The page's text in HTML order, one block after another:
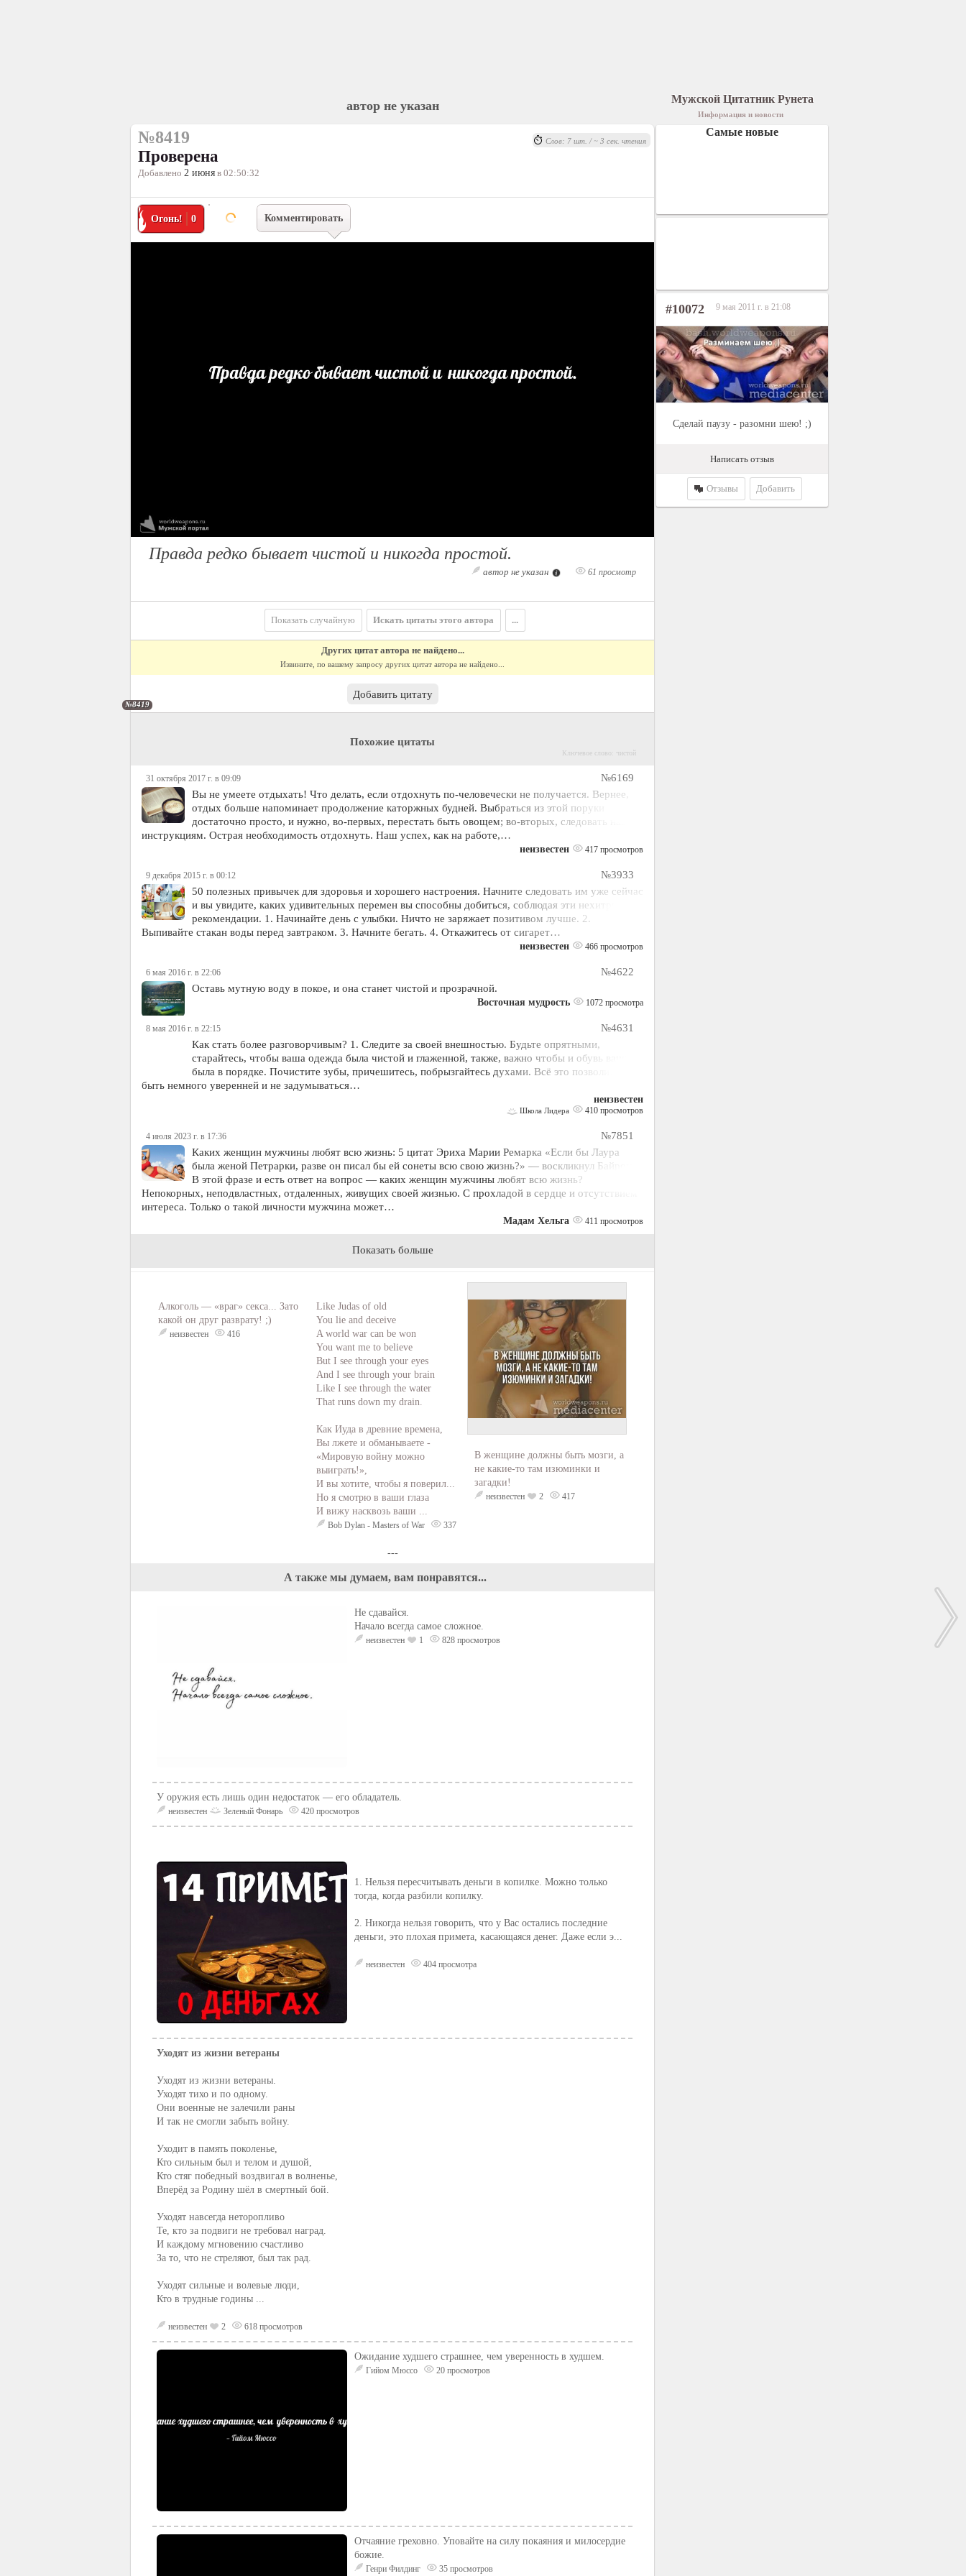
№8419
автор не указан
№8419
Проверена
Добавлено 2 июня в 02:50:32
Огонь! 0 Комментировать
Правда редко бывает чистой и никогда простой.
автор не указан 61 просмотр
Слов: 7 шт. / ~ 3 сек. чтения
Показать случайную Искать цитаты этого автора ...
Других цитат автора не найдено...
Извините, по вашему запросу других цитат автора не найдено...
Добавить цитату
Похожие цитаты
Ключевое слово: чистой
31 октября 2017 г. в 09:09
№6169
Вы не умеете отдыхать! Что делать, если отдохнуть по-человечески не получается. Вернее,
отдых больше напоминает продолжение каторжных будней. Выбраться из этой поруки
достаточно просто, и нужно, во-первых, перестать быть овощем; во-вторых, следовать нашим
инструкциям. Острая необходимость отдохнуть. Наш успех, как на работе,…
неизвестен 417 просмотров
9 декабря 2015 г. в 00:12
№3933
50 полезных привычек для здоровья и хорошего настроения. Начните следовать им уже сейчас
и вы увидите, каких удивительных перемен вы способны добиться, соблюдая эти нехитрые
рекомендации. 1. Начинайте день с улыбки. Ничто не заряжает позитивом лучше. 2.
Выпивайте стакан воды перед завтраком. 3. Начните бегать. 4. Откажитесь от сигарет…
неизвестен 466 просмотров
6 мая 2016 г. в 22:06
№4622
Оставь мутную воду в покое, и она станет чистой и прозрачной.
Восточная мудрость 1072 просмотра
8 мая 2016 г. в 22:15
№4631
Как стать более разговорчивым? 1. Следите за своей внешностью. Будьте опрятными,
старайтесь, чтобы ваша одежда была чистой и глаженной, также, важно чтобы и обувь ваша
была в порядке. Почистите зубы, причешитесь, побрызгайтесь духами. Всё это позволит вам
быть немного уверенней и не задумываться…
неизвестен
Школа Лидера 410 просмотров
4 июля 2023 г. в 17:36
№7851
Каких женщин мужчины любят всю жизнь: 5 цитат Эриха Марии Pемарка «Если бы Лаура
была женой Петрарки, разве он писал бы ей сонеты всю свою жизнь?» — воскликнул Байрон.
В этой фразе и есть ответ на вопрос — каких женщин мужчины любят всю жизнь?
Непокорных, неподвластных, отдаленных, живущих своей жизнью. С прохладой в сердце и отсутствием
интереса. Только о такой личности мужчина может…
Мадам Хельга 411 просмотров
Показать больше
Алкоголь — «враг» секса... Зато
какой он друг разврату! ;)
неизвестен 416
Like Judas of old
You lie and deceive
A world war can be won
You want me to believe
But I see through your eyes
And I see through your brain
Like I see through the water
That runs down my drain.
Как Иуда в древние времена,
Вы лжете и обманываете -
«Мировую войну можно
выиграть!»,
И вы хотите, чтобы я поверил...
Но я смотрю в ваши глаза
И вижу насквозь ваши ...
Bob Dylan - Masters of War 337
В женщине должны быть мозги, а
не какие-то там изюминки и
загадки!
неизвестен 2 417
---
А также мы думаем, вам понравятся...
Не сдавайся.
Начало всегда самое сложное.
неизвестен 1 828 просмотров
У оружия есть лишь один недостаток — его обладатель.
неизвестен Зеленый Фонарь 420 просмотров
1. Нельзя пересчитывать деньги в копилке. Можно только
тогда, когда разбили копилку.
2. Никогда нельзя говорить, что у Вас остались последние
деньги, это плохая примета, касающаяся денег. Даже если э...
неизвестен 404 просмотра
Уходят из жизни ветераны
Уходят из жизни ветераны.
Уходят тихо и по одному.
Они военные не залечили раны
И так не смогли забыть войну.
Уходит в память поколенье,
Кто сильным был и телом и душой,
Кто стяг победный воздвигал в волненье,
Вперёд за Родину шёл в смертный бой.
Уходят навсегда неторопливо
Те, кто за подвиги не требовал наград.
И каждому мгновению счастливо
За то, что не стреляют, был так рад.
Уходят сильные и волевые люди,
Кто в трудные годины ...
неизвестен 2 618 просмотров
Ожидание худшего страшнее, чем уверенность в худшем.
Гийом Мюссо 20 просмотров
Отчаяние греховно. Уповайте на силу покаяния и милосердие
божие.
Генри Филдинг 35 просмотров
Мужской Цитатник Рунета
Информация и новости
Самые новые
#10072 9 мая 2011 г. в 21:08
Сделай паузу - разомни шею! ;)
Написать отзыв
Отзывы Добавить